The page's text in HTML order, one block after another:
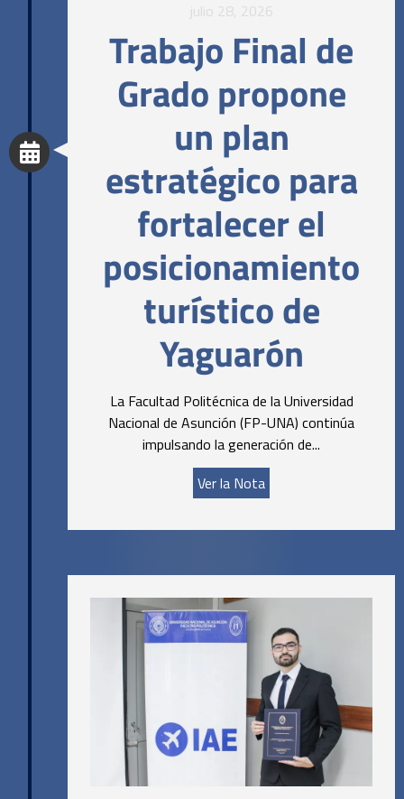
julio 28, 2026
Trabajo Final de
Grado propone
un plan
estratégico para
fortalecer el
posicionamiento
turístico de
Yaguarón
La Facultad Politécnica de la Universidad
Nacional de Asunción (FP-UNA) continúa
impulsando la generación de...
Ver la Nota